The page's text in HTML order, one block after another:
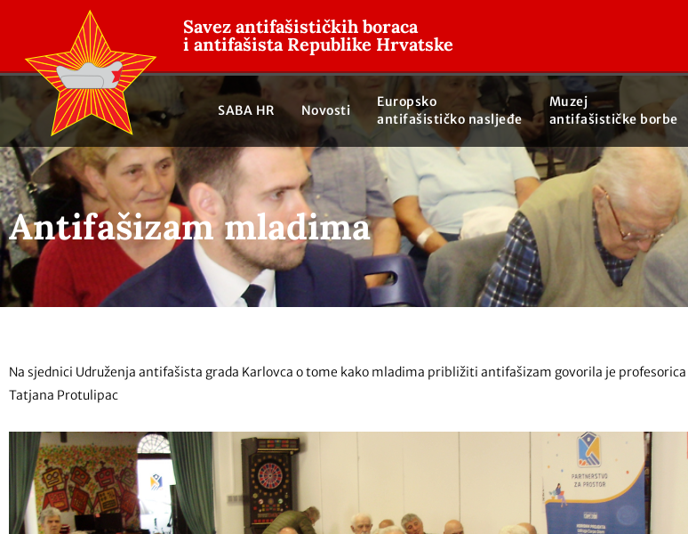
Savez antifašističkih boraca
i antifašista Republike Hrvatske
SABA HR Novosti
Europsko
antifašističko nasljeđe
Muzej
antifašističke borbe
Antifašizam mladima
Na sjednici Udruženja antifašista grada Karlovca o tome kako mladima približiti antifašizam govorila je profesorica
Tatjana Protulipac